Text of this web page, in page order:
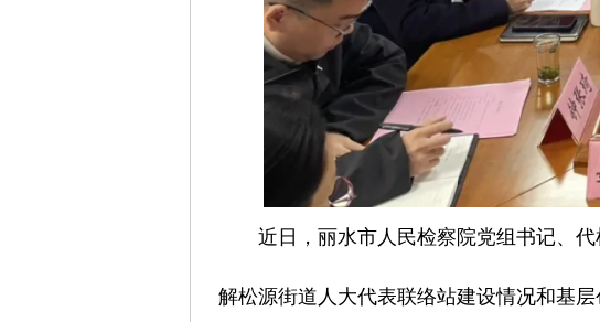
近日，丽水市人民检察院党组书记、
解松源街道人大代表联络站建设情况和基